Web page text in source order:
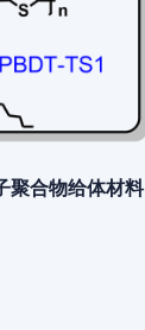
合物给体材料